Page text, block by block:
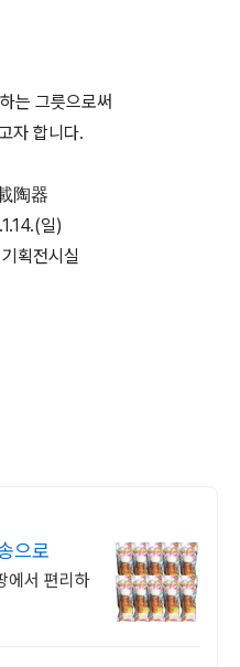
는 그릇으로써
자 합니다.
陶器
일)
획전시실
으로
에서 편리하